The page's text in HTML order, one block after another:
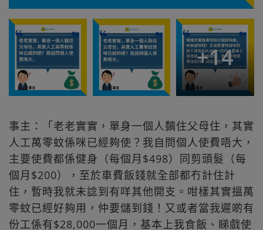
+14
事主：「老老實實，單身一個人黐住父母住，其實
人工萬零蚊係咪已經夠使？我自問個人使費唔大，
主要使費都係健身（每個月$498）同剪頭髮（每
個月$200），至於車費飯錢就全部都冇計住計
住，暫時我就未諗到有咩其他開支。咁樣其實搵萬
零蚊已經好夠用，仲要儲到錢！又或者當我遲啲有
份工係有$28,000一個月，基本上我食飯、睇戲使